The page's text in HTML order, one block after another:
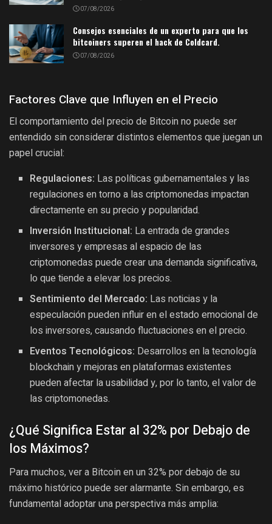
07/08/2026
Consejos esenciales de un experto para que los
bitcoiners superen el hack de Coldcard.
07/08/2026
Factores Clave que Influyen en el Precio
El comportamiento del precio de Bitcoin no puede ser
entendido sin considerar distintos elementos que juegan un
papel crucial:
Regulaciones: Las políticas gubernamentales y las
regulaciones en torno a las criptomonedas impactan
directamente en su precio y popularidad.
Inversión Institucional: La entrada de grandes
inversores y empresas al espacio de las
criptomonedas puede crear una demanda significativa,
lo que tiende a elevar los precios.
Sentimiento del Mercado: Las noticias y la
especulación pueden influir en el estado emocional de
los inversores, causando fluctuaciones en el precio.
Eventos Tecnológicos: Desarrollos en la tecnología
blockchain y mejoras en plataformas existentes
pueden afectar la usabilidad y, por lo tanto, el valor de
las criptomonedas.
¿Qué Significa Estar al 32% por Debajo de
los Máximos?
Para muchos, ver a Bitcoin en un 32% por debajo de su
máximo histórico puede ser alarmante. Sin embargo, es
fundamental adoptar una perspectiva más amplia: